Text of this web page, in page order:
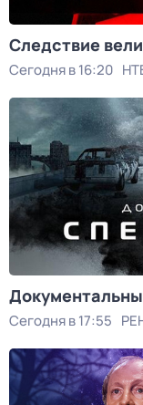
Следствие
Сегодня в 16:20
Сегодня в 17:55